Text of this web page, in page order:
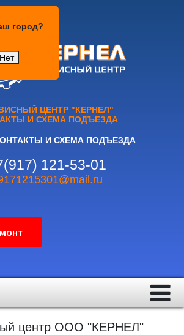
город?
Нет
ЦЕНТР "КЕРНЕЛ"
И СХЕМА ПОДЪЕЗДА
И СХЕМА ПОДЪЕЗДА
121-53-01
центр ООО "КЕРНЕЛ"